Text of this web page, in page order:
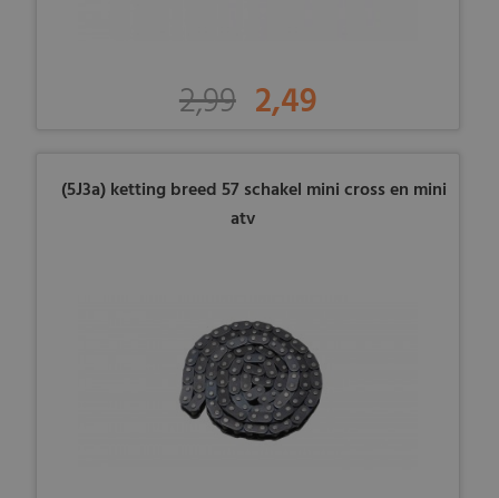
2,99 2,49
(5J3a) ketting breed 57 schakel mini cross en mini
atv